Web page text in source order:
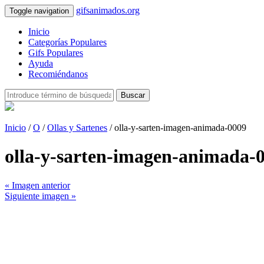
Toggle navigation gifsanimados.org
Inicio
Categorías Populares
Gifs Populares
Ayuda
Recomiéndanos
Buscar
Inicio /O /Ollas y Sartenes / olla-y-sarten-imagen-animada-0009
olla-y-sarten-imagen-animada-
« Imagen anterior
Siguiente imagen »